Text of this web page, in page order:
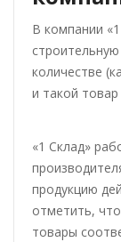
В компании
количестве
и такой
«1 Склад»
продукцию
отметить,
товары